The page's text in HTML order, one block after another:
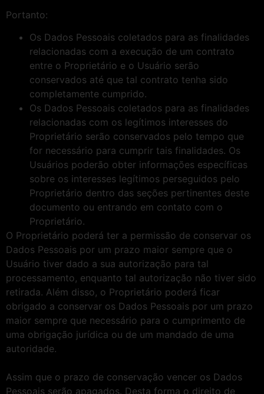
Portanto:
Os Dados Pessoais coletados para as finalidades
relacionadas com a execução de um contrato
entre o Proprietário e o Usuário serão
conservados até que tal contrato tenha sido
completamente cumprido.
Os Dados Pessoais coletados para as finalidades
relacionadas com os legítimos interesses do
Proprietário serão conservados pelo tempo que
for necessário para cumprir tais finalidades. Os
Usuários poderão obter informações específicas
sobre os interesses legítimos perseguidos pelo
Proprietário dentro das seções pertinentes deste
documento ou entrando em contato com o
Proprietário.
O Proprietário poderá ter a permissão de conservar os
Dados Pessoais por um prazo maior sempre que o
Usuário tiver dado a sua autorização para tal
processamento, enquanto tal autorização não tiver sido
retirada. Além disso, o Proprietário poderá ficar
obrigado a conservar os Dados Pessoais por um prazo
maior sempre que necessário para o cumprimento de
uma obrigação jurídica ou de um mandado de uma
autoridade.
Assim que o prazo de conservação vencer os Dados
Pessoais serão apagados. Desta forma o direito de